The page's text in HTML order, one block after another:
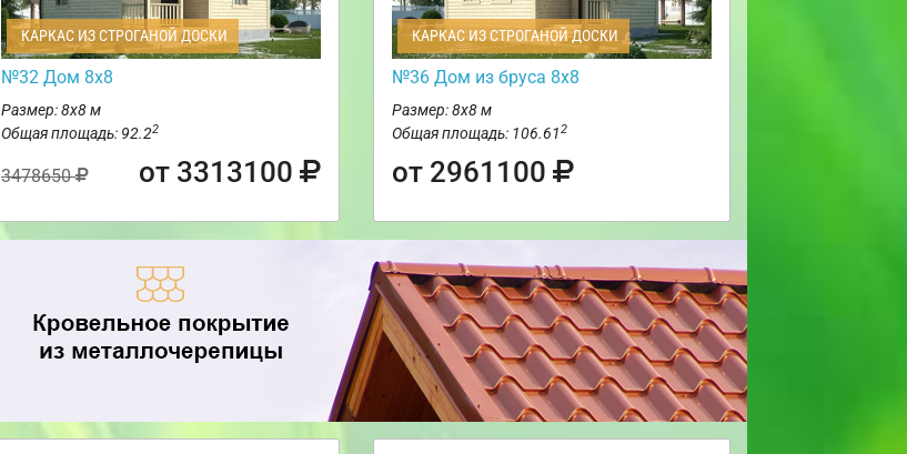
КАРКАС ИЗ СТРОГАНОЙ ДОСКИ
№32 Дом 8х8
Размер: 8х8 м
Общая площадь: 92.22
3478650 от 3313100
КАРКАС ИЗ СТРОГАНОЙ ДОСКИ
№36 Дом из бруса 8х8
Размер: 8х8 м
Общая площадь: 106.612
от 2961100